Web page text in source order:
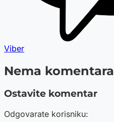
Viber
Nema komentara
Ostavite komentar
Odgovarate korisniku: